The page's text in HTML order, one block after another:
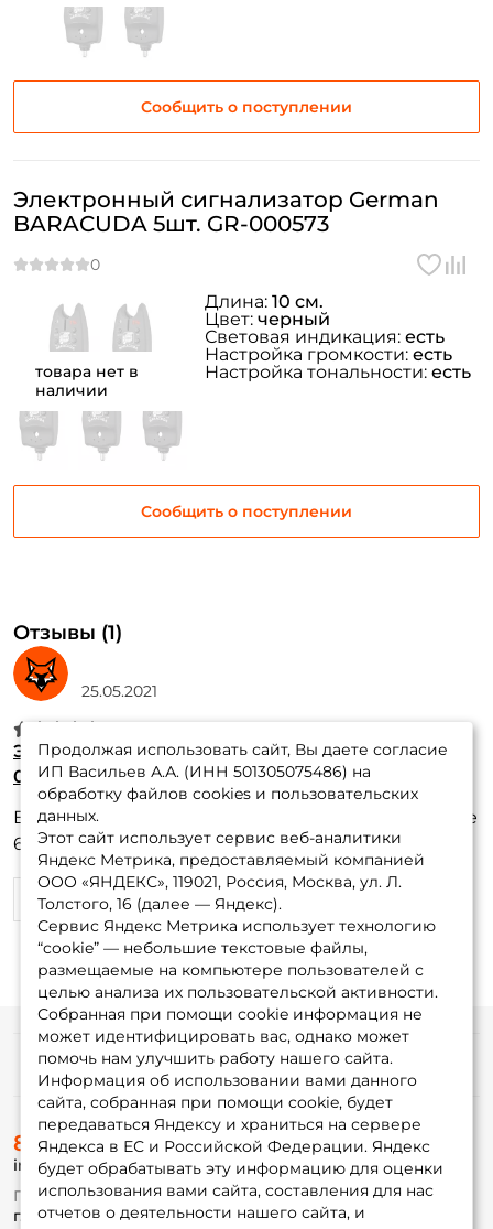
Сообщить о поступлении
товара нет в
наличии
Электронный сигнализатор German
BARACUDA 5шт. GR-000573
Сообщить о поступлении
Длина: 10 см.
Цвет: черный
Световая индикация: есть
Настройка громкости: есть
Настройка тональности: есть
Отзывы (1)
25.05.2021
Электронный сигнализатор German Art. GR-
000573
Выбираюсь на рыбалку редко, 5-6 раз за лето. Уже
6 лет пользуюсь, ни одного разу не подводили.
0 0
Продолжая использовать сайт, Вы даете согласие
ИП Васильев А.А. (ИНН 501305075486) на
обработку файлов cookies и пользовательских
данных.
Этот сайт использует сервис веб-аналитики
Яндекс Метрика, предоставляемый компанией
ООО «ЯНДЕКС», 119021, Россия, Москва, ул. Л.
Толстого, 16 (далее — Яндекс).
Сервис Яндекс Метрика использует технологию
“cookie” — небольшие текстовые файлы,
размещаемые на компьютере пользователей с
целью анализа их пользовательской активности.
Собранная при помощи cookie информация не
может идентифицировать вас, однако может
помочь нам улучшить работу нашего сайта.
Информация об использовании вами данного
сайта, собранная при помощи cookie, будет
передаваться Яндексу и храниться на сервере
Яндекса в ЕС и Российской Федерации. Яндекс
будет обрабатывать эту информацию для оценки
использования вами сайта, составления для нас
отчетов о деятельности нашего сайта, и
Повторите пароль: *
Заполняя данную форму вы соглашаетесь на обработку
персональных данных
У меня уже есть аккаунт
Информация
О магазине
Доставка
Оплата
Fox-bonus
Гуру
8 (495) 532-77-88
info@foxfishing.ru
По вопросам с заказом
г. Москва, ул. Плеханова д.7